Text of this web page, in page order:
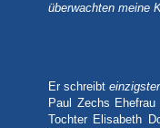
überwachten meine
Er schreibt
Paul Zechs
Tochter Elisabeth